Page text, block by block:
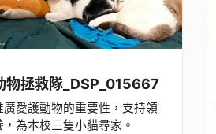
物拯救隊_DSP_015667
廣愛護動物的重要性，支持領
，為本校三隻小貓尋家。